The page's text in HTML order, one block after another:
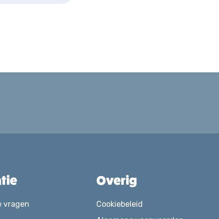
vragen
Overig
Cookiebeleid